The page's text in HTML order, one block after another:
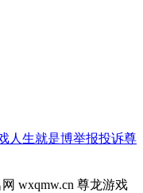
人生就是博举报投诉尊
wxqmw.cn 尊龙游戏